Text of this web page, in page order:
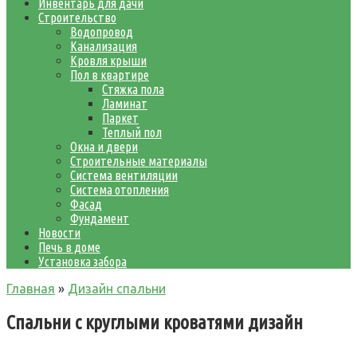
Инвентарь для дачи
Строительство
Водопровод
Канализация
Кровля крыши
Пол в квартире
Стяжка пола
Ламинат
Паркет
Теплый пол
Окна и двери
Строительные материалы
Система вентиляции
Система отопления
Фасад
Фундамент
Новости
Печь в доме
Установка забора
Главная » Дизайн спальни
Спальни с круглыми кроватями дизайн